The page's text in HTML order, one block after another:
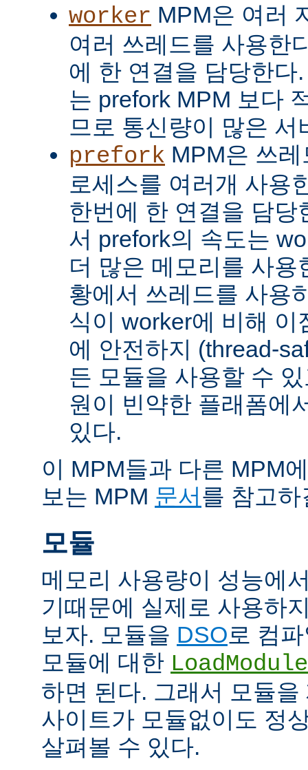
worker MPM은 여러
여러 쓰레드를 사용한
에 한 연결을 담당한다
는 prefork MPM 보다
므로 통신량이 많은 서
prefork MPM은 쓰
로세스를 여러개 사용
한번에 한 연결을 담당
서 prefork의 속도는
더 많은 메모리를 사
황에서 쓰레드를 사용
식이 worker에 비해 이
에 안전하지 (thread-
든 모듈을 사용할 수
원이 빈약한 플래폼에
있다.
이 MPM들과 다른 MPM
보는 MPM 문서를 참고
모듈
메모리 사용량이 성능에
기때문에 실제로 사용하
보자. 모듈을 DSO로 컴
모듈에 대한 LoadModule
하면 된다. 그래서 모듈
사이트가 모듈없이도 정
살펴볼 수 있다.